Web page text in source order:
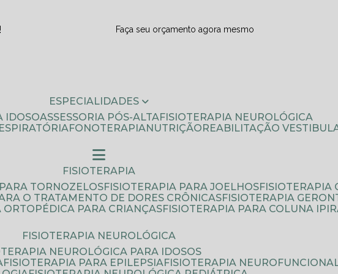
Faça seu orçamento agora mesmo
ESPECIALIDADES
IDOSO
ASSESSORIA PÓS-ALTA
FISIOTERAPIA NEUROLÓGICA
FONOTERAPIA NUTRIÇÃO
REABILITAÇÃO
FISIOTERAPIA
TORNOZELOS FISIOTERAPIA PARA JOELHOS
O TRATAMENTO DE DORES CRÔNICAS
FISIOTERAPIA
ORTOPÉDICA PARA CRIANÇAS
FISIOTERAPIA PARA COLUNA
FISIOTERAPIA NEUROLÓGICA
NEUROLÓGICA PARA IDOSOS
FISIOTERAPIA PARA EPILEPSIA
FISIOTERAPIA